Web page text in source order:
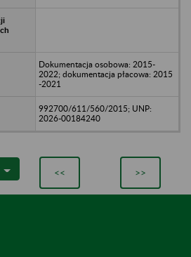
Dokumentacja osobowa: 2015-
2022; dokumentacja płacowa: 2015
-2021
992700/611/560/2015; UNP:
2026-00184240
<< >>